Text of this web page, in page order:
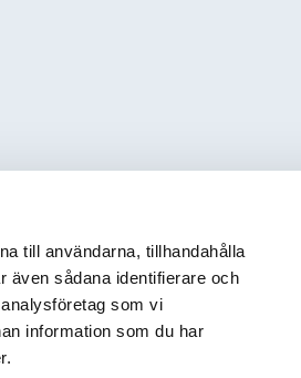
till användarna, tillhandahålla
även sådana identifierare och
som vi
information som du har